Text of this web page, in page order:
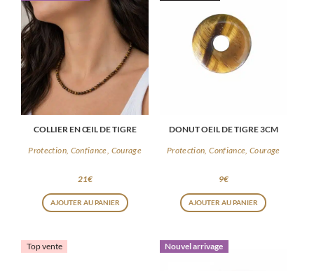
COLLIER EN ŒIL DE TIGRE
Protection, Confiance, Courage
21€
AJOUTER AU PANIER
DONUT OEIL DE TIGRE 3CM
Protection, Confiance, Courage
9€
AJOUTER AU PANIER
Top vente Nouvel arrivage